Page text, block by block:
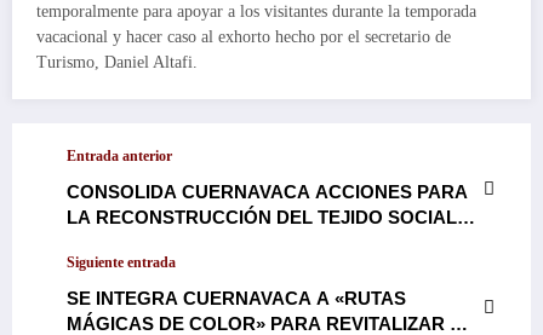
temporalmente para apoyar a los visitantes durante la temporada
vacacional y hacer caso al exhorto hecho por el secretario de
Turismo, Daniel Altafi.
Entrada anterior
CONSOLIDA CUERNAVACA ACCIONES PARA
LA RECONSTRUCCIÓN DEL TEJIDO SOCIAL
CAUSAS»…
Siguiente entrada
SE INTEGRA CUERNAVACA A «RUTAS
MÁGICAS DE COLOR» PARA REVITALIZAR EL